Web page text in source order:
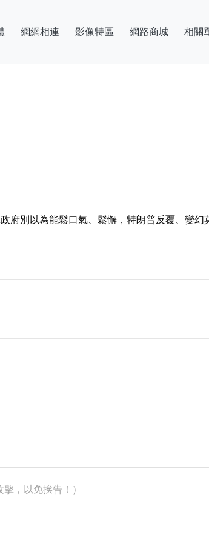
網網相連 影像特區 網路商城 相關
別以為能鬆口氣、鬆懈，特朗普反覆、變
，以免挨告！）